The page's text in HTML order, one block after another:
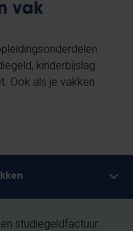
vak
kinderbijslag
Ook als je vakken
studiegeldfactuur